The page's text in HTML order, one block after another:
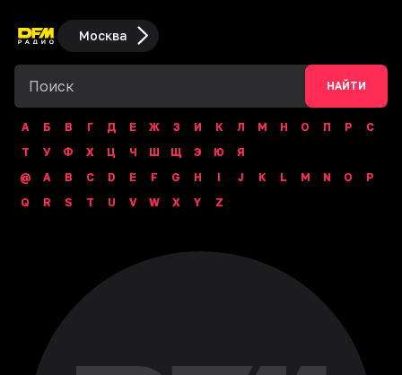
Москва
НАЙТИ
А Б В Г Д Е Ж З И К Л М Н О П Р
С
Т
У Ф Х Ц Ч Ш Щ Э Ю
Я
@
A B C D E F G H I J K L M N O
P
Q
R S T U V W X Y Z